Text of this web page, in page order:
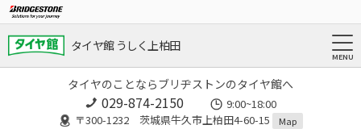
タイヤ館 うしく上柏田
タイヤのことならブリヂストンのタイヤ館へ
029-874-2150
9:00~18:00
〒300-1232 茨城県牛久市上柏田4-60-15
Map